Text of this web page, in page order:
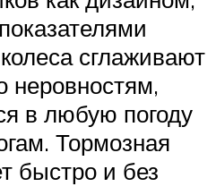
сглаживают
неровностям,
в любую погоду
Тормозная
быстро и без